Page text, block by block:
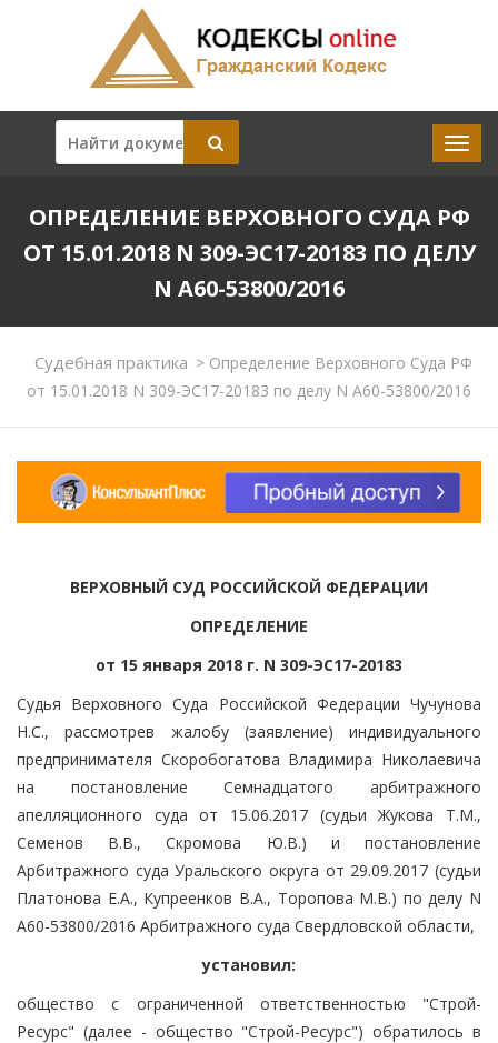
ОПРЕДЕЛЕНИЕ ВЕРХОВНОГО СУДА РФ
ОТ 15.01.2018 N 309-ЭС17-20183 ПО ДЕЛУ
N А60-53800/2016
Судебная практика >Определение Верховного Суда РФ
от 15.01.2018 N 309-ЭС17-20183 по делу N А60-53800/2016
ВЕРХОВНЫЙ СУД РОССИЙСКОЙ ФЕДЕРАЦИИ
ОПРЕДЕЛЕНИЕ
от 15 января 2018 г. N 309-ЭС17-20183
Судья Верховного Суда Российской Федерации Чучунова
Н.С., рассмотрев жалобу (заявление) индивидуального
предпринимателя Скоробогатова Владимира Николаевича
на постановление Семнадцатого арбитражного
апелляционного суда от 15.06.2017 (судьи Жукова Т.М.,
Семенов В.В., Скромова Ю.В.) и постановление
Арбитражного суда Уральского округа от 29.09.2017 (судьи
Платонова Е.А., Купреенков В.А., Торопова М.В.) по делу N
А60-53800/2016 Арбитражного суда Свердловской области,
установил:
общество с ограниченной ответственностью "Строй-
Ресурс" (далее - общество "Строй-Ресурс") обратилось в